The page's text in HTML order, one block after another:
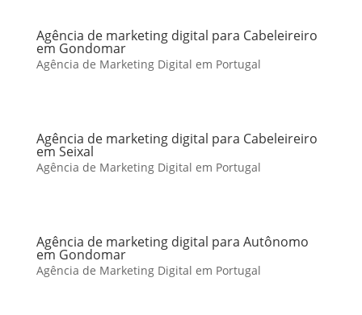
Agência de marketing digital para Cabeleireiro
em Gondomar
Agência de Marketing Digital em Portugal
Agência de marketing digital para Cabeleireiro
em Seixal
Agência de Marketing Digital em Portugal
Agência de marketing digital para Autônomo
em Gondomar
Agência de Marketing Digital em Portugal